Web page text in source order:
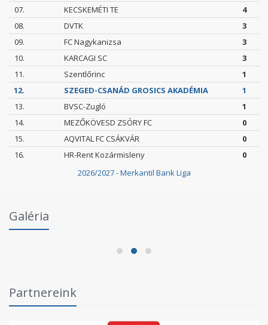
2026/2027 - Merkantil Bank Liga
07.
KECSKEMÉTI TE
4
08.
DVTK
3
09.
FC Nagykanizsa
3
10.
KARCAGI SC
3
11.
Szentlőrinc
1
12.
SZEGED-CSANÁD GROSICS AKADÉMIA
1
13.
BVSC-Zugló
1
14.
MEZŐKÖVESD ZSÓRY FC
0
15.
AQVITAL FC CSÁKVÁR
0
16.
HR-Rent Kozármisleny 0
Galéria
Fórumban
2026.06.03.
Partnereink